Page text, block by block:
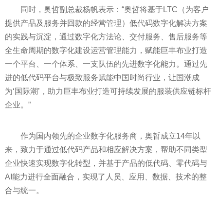
同时，奥哲副总裁杨帆表示：“奥哲将基于LTC（为客户
提供产品及服务并回款的经营管理）低代码数字化解决方案
的实践与沉淀，通过数字化方法论、交付服务、售后服务等
全生命周期的数字化建设运营管理能力，赋能巨丰布业打造
一个平台、一个体系、一支队伍的先进数字化能力。通过先
进的低代码平台与极致服务赋能中国时尚行业，让国潮成
为‘国际潮’，助力巨丰布业打造可持续发展的服装供应链标杆
企业。”
作为国内领先的企业数字化服务商，奥哲成立14年以
来，致力于通过低代码产品和相应解决方案，帮助不同类型
企业快速实现数字化转型，并基于产品的低代码、零代码与
AI能力进行全面融合，实现了人员、应用、数据、技术的整
合与统一。